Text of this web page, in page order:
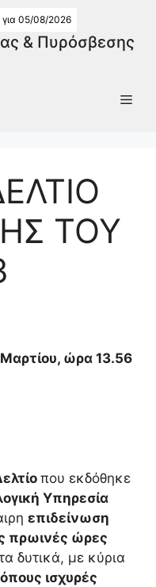
& Πυρόσβεσης
05/08/2026
ΤΟΥ
, ώρα 13.56
που εκδόθηκε
Υπηρεσία
επιδείνωση
πρωινές ώρες
δυτικά, με κύρια
ισχυρές